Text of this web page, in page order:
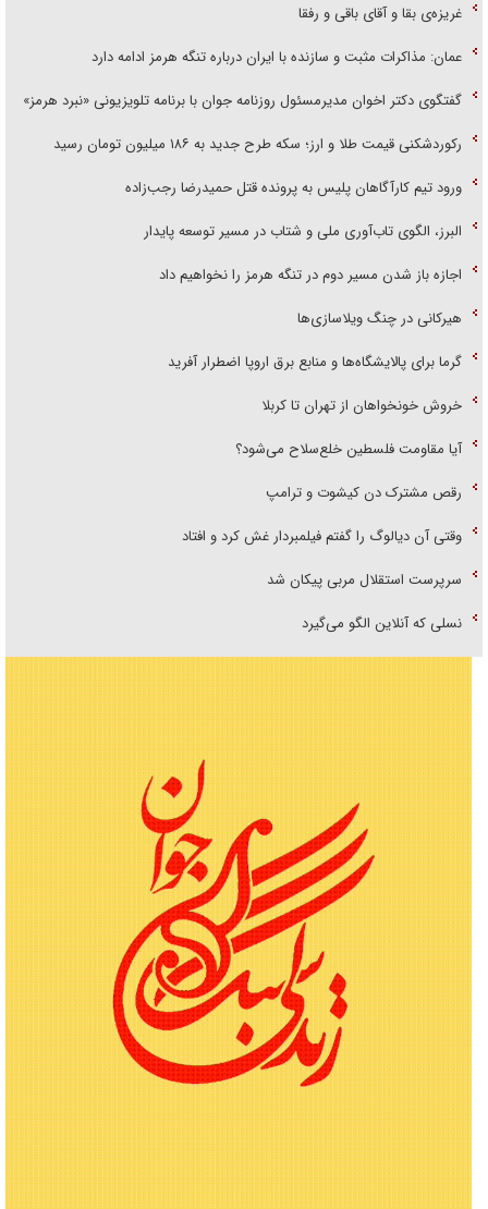
غریزه‌ی بقا و آقای باقی و رفقا
عمان: مذاکرات مثبت و سازنده با ایران درباره تنگه هرمز ادامه دارد
گفتگوی دکتر اخوان مدیرمسئول روزنامه جوان با برنامه تلویزیونی «نبرد هرمز»
رکوردشکنی قیمت طلا و ارز؛ سکه طرح جدید به ۱۸۶ میلیون تومان رسید
ورود تیم کارآگاهان پلیس به پرونده قتل حمیدرضا رجب‌زاده
البرز، الگوی تاب‌آوری ملی و شتاب در مسیر توسعه پایدار
اجازه باز شدن مسیر دوم در تنگه هرمز را نخواهیم داد
هیرکانی در چنگ ویلاسازی‌ها
گرما برای پالایشگاه‌ها و منابع برق اروپا اضطرار آفرید
خروش خونخواهان از تهران تا کربلا
آیا مقاومت فلسطین خلع‌سلاح می‌شود؟
رقص مشترک دن کیشوت و ترامپ
وقتی آن دیالوگ را گفتم فیلمبردار غش کرد و افتاد
سرپرست استقلال مربی پیکان شد
نسلی که آنلاین الگو می‌گیرد